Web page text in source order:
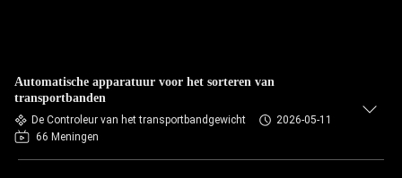
Automatische apparatuur voor het sorteren van
transportbanden
De Controleur van het transportbandgewicht
2026-05-11
66 Meningen